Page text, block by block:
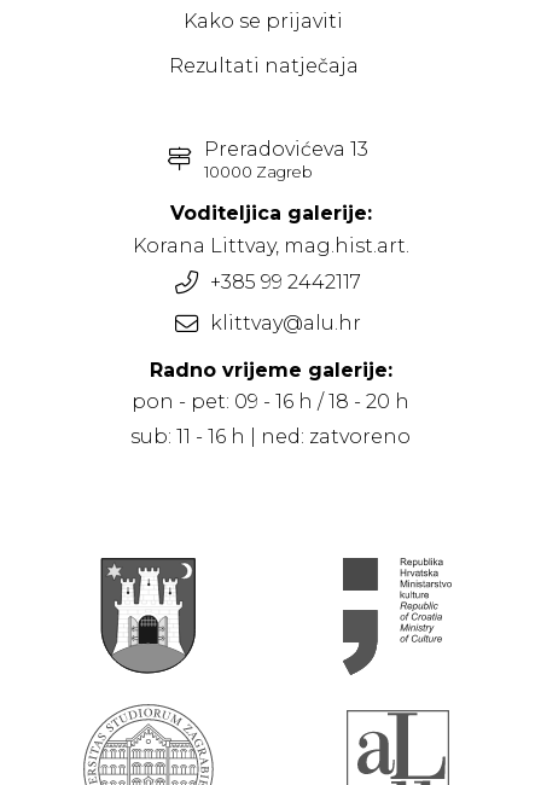
Kako se prijaviti
Rezultati natječaja
Preradovićeva 13
10000 Zagreb
Voditeljica galerije:
Korana Littvay, mag.hist.art.
+385 99 2442117
klittvay@alu.hr
Radno vrijeme galerije:
pon - pet: 09 - 16 h / 18 - 20 h
sub: 11 - 16 h | ned: zatvoreno